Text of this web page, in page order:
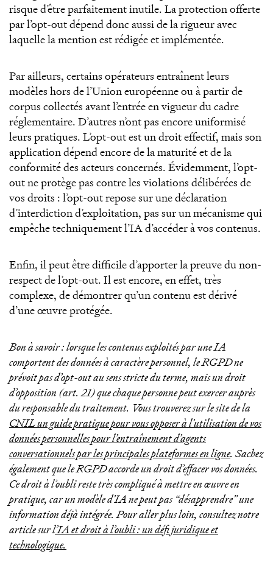
risque d’être parfaitement inutile. La protection offerte
par l’opt-out dépend donc aussi de la rigueur avec
laquelle la mention est rédigée et implémentée.
Par ailleurs, certains opérateurs entraînent leurs
modèles hors de l’Union européenne ou à partir de
corpus collectés avant l’entrée en vigueur du cadre
réglementaire. D’autres n’ont pas encore uniformisé
leurs pratiques. L’opt-out est un droit effectif, mais son
application dépend encore de la maturité et de la
conformité des acteurs concernés. Évidemment, l’opt-
out ne protège pas contre les violations délibérées de
vos droits : l’opt-out repose sur une déclaration
d’interdiction d’exploitation, pas sur un mécanisme qui
empêche techniquement l’IA d’accéder à vos contenus.
Enfin, il peut être difficile d’apporter la preuve du non-
respect de l’opt-out. Il est encore, en effet, très
complexe, de démontrer qu’un contenu est dérivé
d’une œuvre protégée.
Bon à savoir : lorsque les contenus exploités par une IA
comportent des données à caractère personnel, le RGPD ne
prévoit pas d’opt-out au sens stricte du terme, mais un droit
d’opposition (art. 21) que chaque personne peut exercer auprès
du responsable du traitement. Vous trouverez sur le site de la
CNIL un guide pratique pour vous opposer à l’utilisation de vos
données personnelles pour l’entraînement d’agents
conversationnels par les principales plateformes en ligne. Sachez
également que le RGPD accorde un droit d’effacer vos données.
Ce droit à l’oubli reste très compliqué à mettre en œuvre en
pratique, car un modèle d’IA ne peut pas “désapprendre” une
information déjà intégrée. Pour aller plus loin, consultez notre
article sur l’IA et droit à l’oubli : un défi juridique et
technologique.